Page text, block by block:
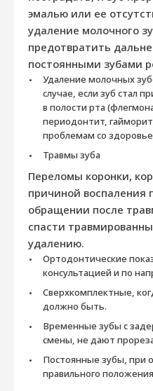
эмалью или ее
удаление молочного
предотвратить
постоянными зубами
Удаление молочных
случае, если зуб стал
в полости рта
периодонтит,
проблемам со
Травмы зуба
Переломы коронки,
причиной воспаления
обращении после
спасти
удалению.
Ортодонтические
консультацией и по
Сверхкомплектные,
должно быть.
Временные зубы с
смены, не дают
Постоянные зубы, при
правильного